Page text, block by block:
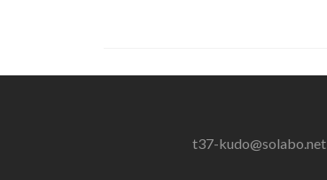
t37-kudo@solabo.net